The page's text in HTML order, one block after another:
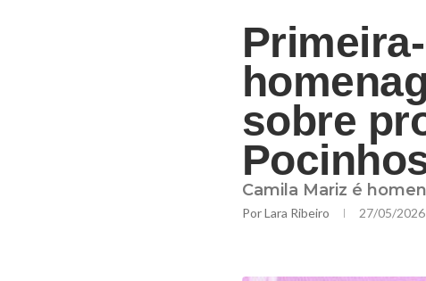
sobre
Camila Mariz é
PorLara Ribeiro 27/05/2026